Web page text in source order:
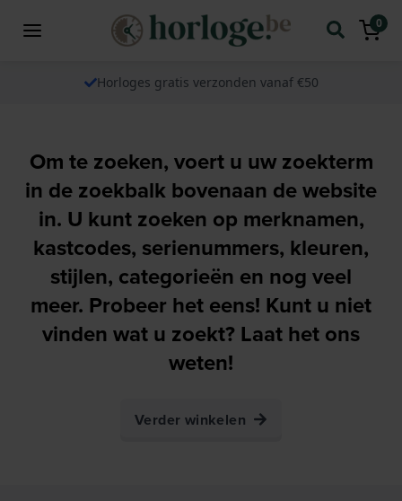
0
Horloges gratis verzonden vanaf €50
Om te zoeken, voert u uw zoekterm
in de zoekbalk bovenaan de website
in. U kunt zoeken op merknamen,
kastcodes, serienummers, kleuren,
stijlen, categorieën en nog veel
meer. Probeer het eens! Kunt u niet
vinden wat u zoekt? Laat het ons
weten!
Verder winkelen